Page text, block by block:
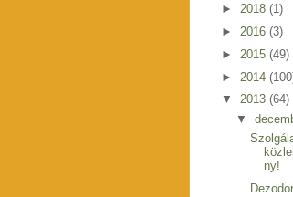
► 2018 (1)
► 2016 (3)
► 2015 (49)
► 2014
▼ 2013 (64)
▼
ny!
Dezodor